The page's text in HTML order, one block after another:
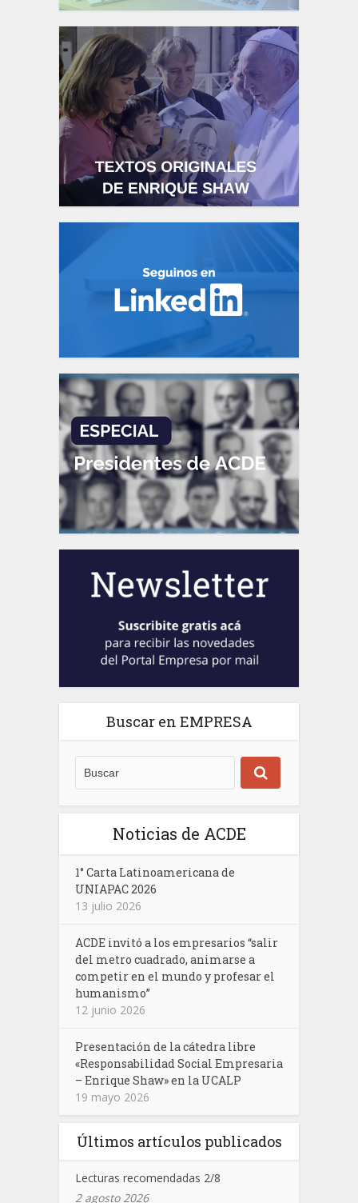
Buscar en EMPRESA
Noticias de ACDE
1° Carta Latinoamericana de
UNIAPAC 2026
13 julio 2026
ACDE invitó a los empresarios “salir
del metro cuadrado, animarse a
competir en el mundo y profesar el
humanismo”
12 junio 2026
Presentación de la cátedra libre
«Responsabilidad Social Empresaria
– Enrique Shaw» en la UCALP
19 mayo 2026
Últimos artículos publicados
Lecturas recomendadas 2/8
2 agosto 2026